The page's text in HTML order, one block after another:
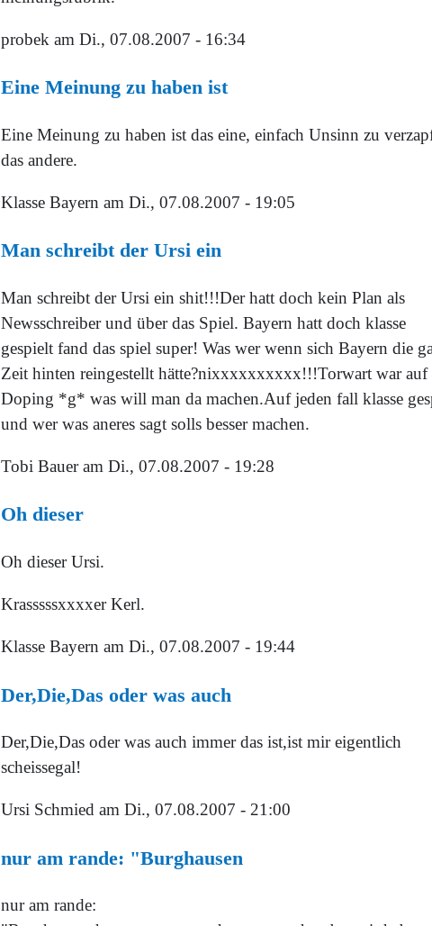
probek am Di., 07.08.2007 - 16:34
Eine Meinung zu haben ist
Eine Meinung zu haben ist das eine, einfach Unsinn zu
das andere.
Klasse Bayern am Di., 07.08.2007 - 19:05
Man schreibt der Ursi ein
Man schreibt der Ursi ein shit!!!Der hatt doch kein Plan als
Newsschreiber und über das Spiel. Bayern hatt doch klasse
gespielt fand das spiel super! Was wer wenn sich Bayern die
Zeit hinten reingestellt hätte?nixxxxxxxxxx!!!Torwart war auf
Doping *g* was will man da machen.Auf jeden fall klasse
und wer was aneres sagt solls besser machen.
Tobi Baueram Di., 07.08.2007 - 19:28
Oh dieser
Oh dieser Ursi.
Krasssssxxxxer Kerl.
Klasse Bayern am Di., 07.08.2007 - 19:44
Der,Die,Das oder was auch
Der,Die,Das oder was auch immer das ist,ist mir eigentlich
scheissegal!
Ursi Schmied am Di., 07.08.2007 - 21:00
nur am rande: "Burghausen
nur am rande: